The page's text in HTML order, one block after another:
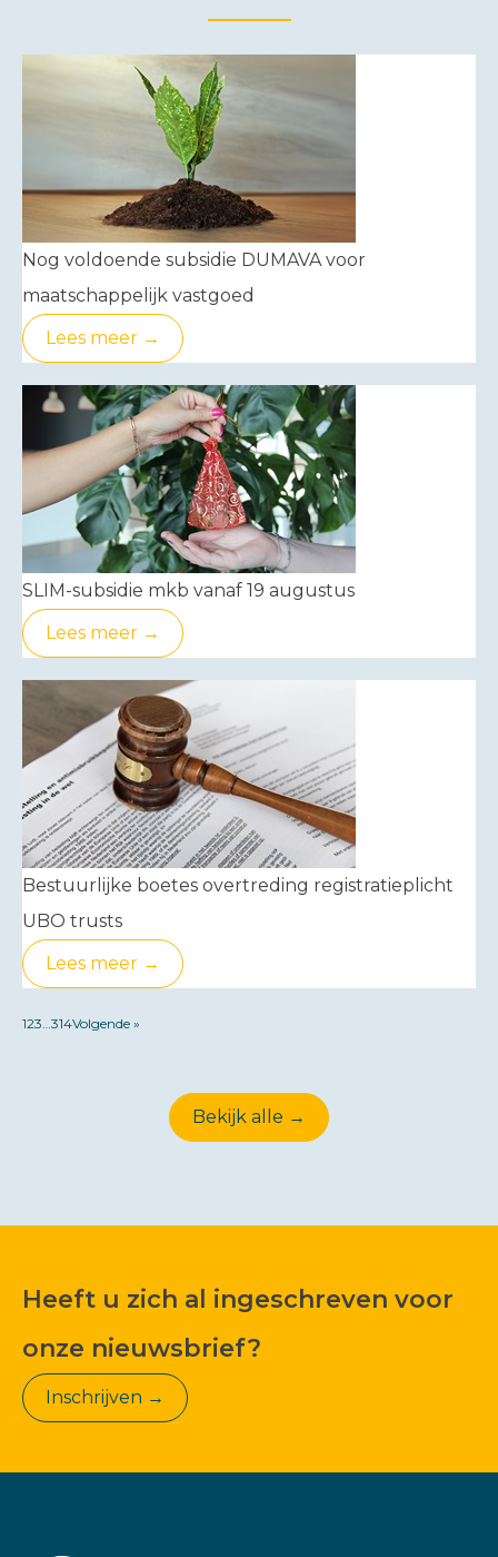
Nog voldoende subsidie DUMAVA voor
maatschappelijk vastgoed
Lees meer →
SLIM-subsidie mkb vanaf 19 augustus
Lees meer →
Bestuurlijke boetes overtreding registratieplicht
UBO trusts
Lees meer →
123 314Volgende »
Bekijk alle →
Heeft u zich al ingeschreven voor
onze nieuwsbrief?
Inschrijven →